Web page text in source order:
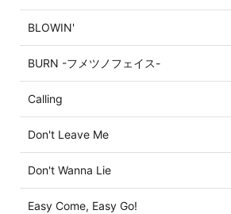
BLOWIN'
BURN -フメツノフェイス-
Calling
Don't Leave Me
Don't Wanna Lie
Easy Come, Easy Go!